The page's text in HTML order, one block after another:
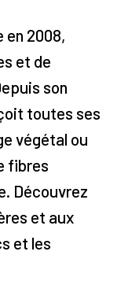
en 2008,
et de
son
toutes ses
végétal ou
fibres
Découvrez
et aux
et les